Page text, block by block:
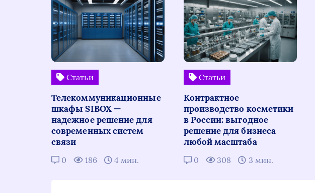
Статьи
Телекоммуникационные
шкафы SIBOX —
надежное решение для
современных систем
связи
0 186 4 мин.
Статьи
Контрактное
производство косметики
в России: выгодное
решение для бизнеса
любой масштаба
0 308 3 мин.